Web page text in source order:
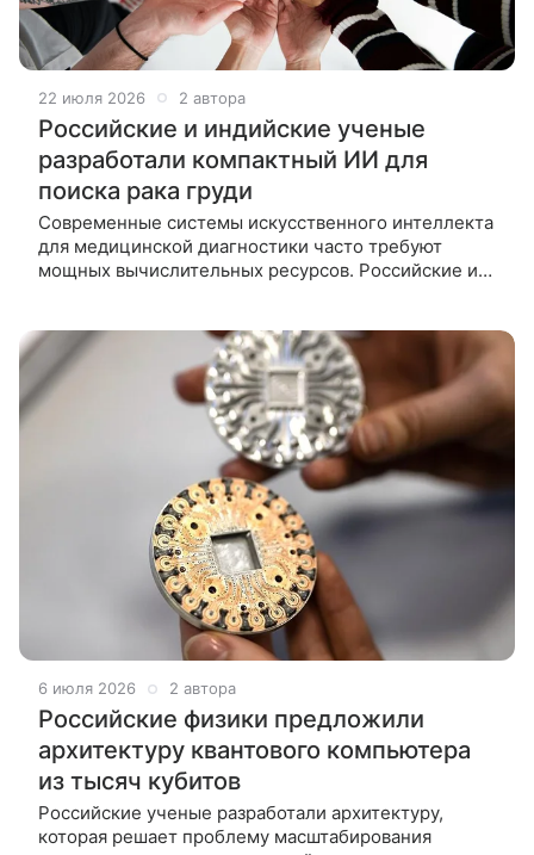
22 июля 2026 2 автора
Российские и индийские ученые
разработали компактный ИИ для
поиска рака груди
Современные системы искусственного интеллекта
для медицинской диагностики часто требуют
мощных вычислительных ресурсов. Российские и
6 июля 2026 2 автора
Российские физики предложили
архитектуру квантового компьютера
из тысяч кубитов
Российские ученые разработали архитектуру,
которая решает проблему масштабирования